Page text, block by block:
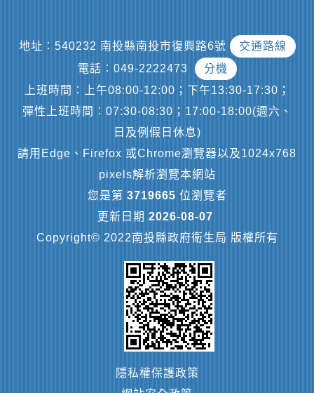
地址︰540232 南投縣南投市復興路6號
交通路線
電話︰049-2222473
分機
上班時間︰上午08:00-12:00；下午13:30-17:30；
彈性上班時間︰07:30-08:30；17:00-18:00(週六、
日及例假日休息)
請用Edge、Firefox 或Chrome瀏覽器以及1024x768
pixels解析瀏覽本網站
您是第 3719665 位瀏覽者
更新日期 2026-08-07
Copyright© 2022南投縣政府衛生局 版權所有
隱私權保護政策